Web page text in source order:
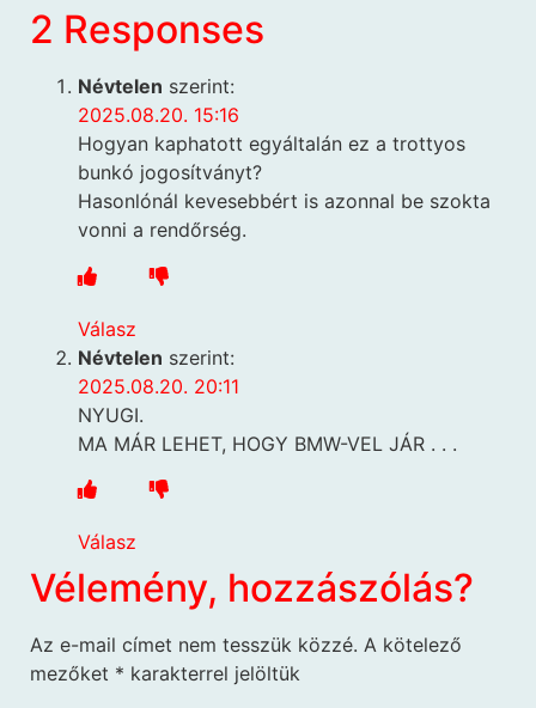
2 Responses
Névtelen szerint:
2025.08.20. 15:16
Hogyan kaphatott egyáltalán ez a trottyos
bunkó jogosítványt?
Hasonlónál kevesebbért is azonnal be szokta
vonni a rendőrség.
Válasz
Névtelen szerint:
2025.08.20. 20:11
NYUGI.
MA MÁR LEHET, HOGY BMW-VEL JÁR . . .
Válasz
Vélemény, hozzászólás?
Az e-mail címet nem tesszük közzé. A kötelező
mezőket * karakterrel jelöltük